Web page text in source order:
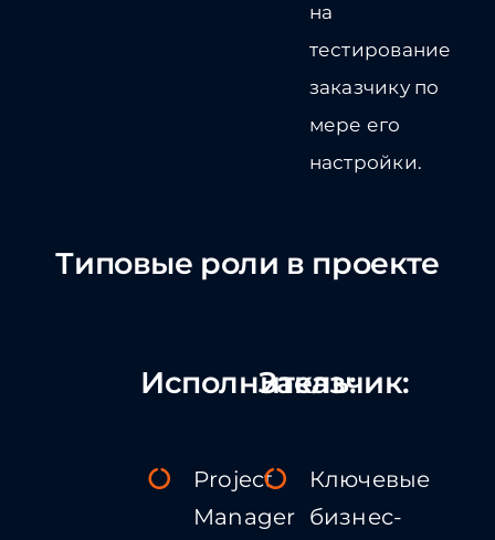
на
тестирование
заказчику по
мере его
настройки.
Типовые роли в проекте
Исполнитель:
Project
Manager
Заказчик:
Ключевые
бизнес-